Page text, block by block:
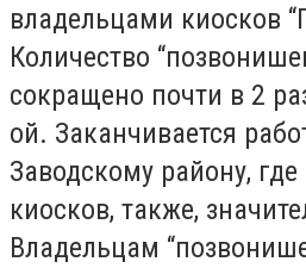
владельцами киосков
Количество
сокращено почти в 2
ой. Заканчивается
Заводскому району, где
киосков, также,
Владельцам